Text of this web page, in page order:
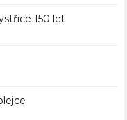
150 let